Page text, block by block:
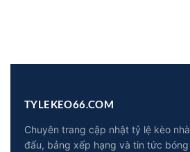
TYLEKEO66.COM
Chuyên trang cập nhật tỷ lệ kèo
đấu, bảng xếp hạng và tin tức